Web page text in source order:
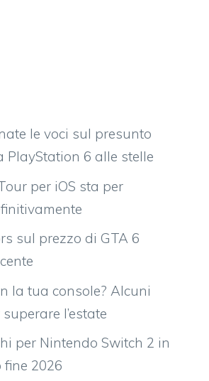
le voci sul presunto
PlayStation 6 alle stelle
per iOS sta per
sul prezzo di GTA 6
la tua console? Alcuni
l’estate
per Nintendo Switch 2 in
2026